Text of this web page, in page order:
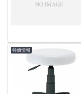
特価情報